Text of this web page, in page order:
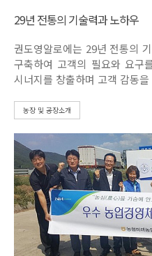
29년 전통의 기술력과 노하우
권도영알로에는 29년 전통의
구축하여 고객의 필요와 요구
시너지를 창출하며 고객 감동
농장 및 공장소개